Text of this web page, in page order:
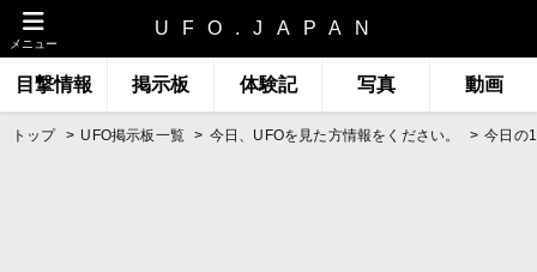
メニュー
UFO.JAPAN
目撃情報 掲示板 体験記 写真 動画
トップ UFO掲示板一覧 今日、UFOを見た方情報をください。 今日の